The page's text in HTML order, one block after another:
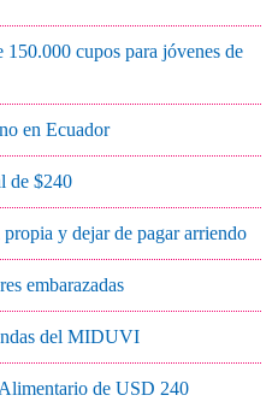
cupos para jóvenes de
en Ecuador
de $240
y dejar de pagar arriendo
embarazadas
del MIDUVI
de USD 240